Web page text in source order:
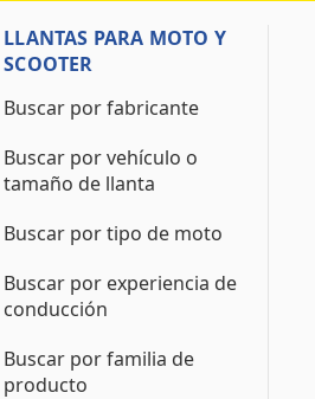
LLANTAS PARA MOTO Y
SCOOTER
Buscar por fabricante
Buscar por vehículo o
tamaño de llanta
Buscar por tipo de moto
Buscar por experiencia de
conducción
Buscar por familia de
producto